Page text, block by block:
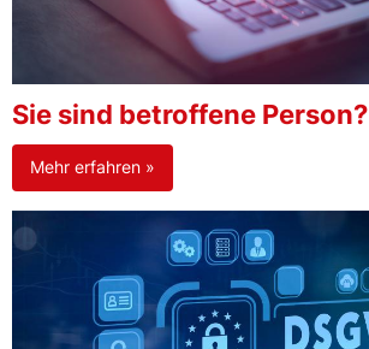
Sie sind betroffene Person?
Mehr erfahren »